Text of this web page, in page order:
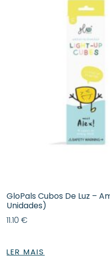
GloPals Cubos De Luz –
Unidades)
11.10€
LER MAIS